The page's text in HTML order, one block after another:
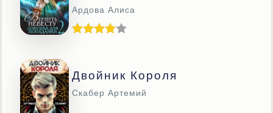
Ардова Алиса
Двойник Короля
Скабер Артемий